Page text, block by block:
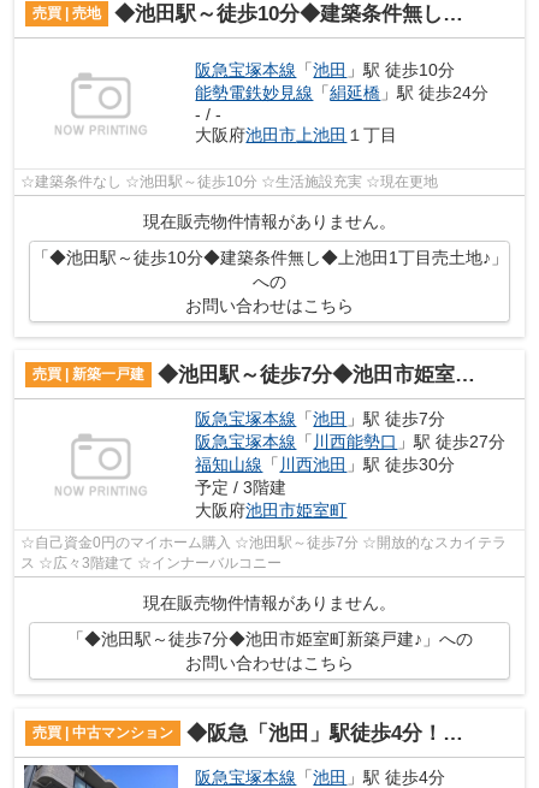
売買 | 売地 ◆池田駅～徒歩10分◆建築条件無し◆上池田1丁目売土地♪
阪急宝塚本線 「池田 」駅 徒歩10分
能勢電鉄妙見線 「絹延橋 」駅 徒歩24分
- / -
大阪府池田市 上池田 １丁目
☆建築条件なし ☆池田駅～徒歩10分 ☆生活施設充実 ☆現在更地
現在販売物件情報がありません。
「◆池田駅～徒歩10分◆建築条件無し◆上池田1丁目売土地♪」
への
お問い合わせはこちら
売買 | 新築一戸建 ◆池田駅～徒歩7分◆池田市姫室町新築戸建♪
阪急宝塚本線 「池田 」駅 徒歩7分
阪急宝塚本線 「 川西能勢口 」駅 徒歩27分
福知山線 「 川西池田 」駅 徒歩30分
予定 / 3階建
大阪府池田市姫室町
☆自己資金0円のマイホーム購入 ☆池田駅～徒歩7分 ☆開放的なスカイテラ
ス ☆広々3階建て ☆インナーバルコニー
現在販売物件情報がありません。
「◆池田駅～徒歩7分◆池田市姫室町新築戸建♪」への
お問い合わせはこちら
売買 | 中古マンション ◆阪急「池田」駅徒歩4分！！◆グリーンエクセル池田ステージ♪
阪急宝塚本線 「池田 」駅 徒歩4分